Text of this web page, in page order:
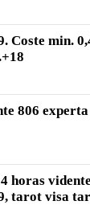
Coste min.
806
horas
tarot visa